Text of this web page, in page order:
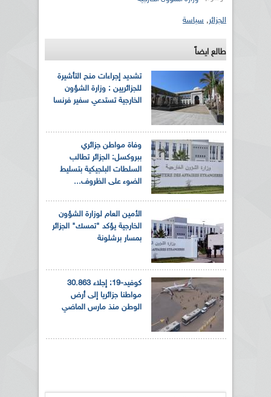
الجزائر, سياسة
طالع ايضاً
تشديد إجراءات منح التأشيرة
للجزائريين : وزارة الشؤون
الخارجية تستدعي سفير فرنسا
وفاة مواطن جزائري
ببروكسل: الجزائر تطالب
السلطات البلجيكية بتسليط
الضوء على الظروف...
الأمين العام لوزارة الشؤون
الخارجية يؤكد "تمسك" الجزائر
بمسار برشلونة
كوفيد-19: إجلاء 30.863
مواطنا جزائريا إلى أرض
الوطن منذ مارس الماضي